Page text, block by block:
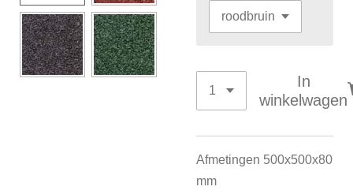
In
winkelwagen
Afmetingen 500x500x80
mm